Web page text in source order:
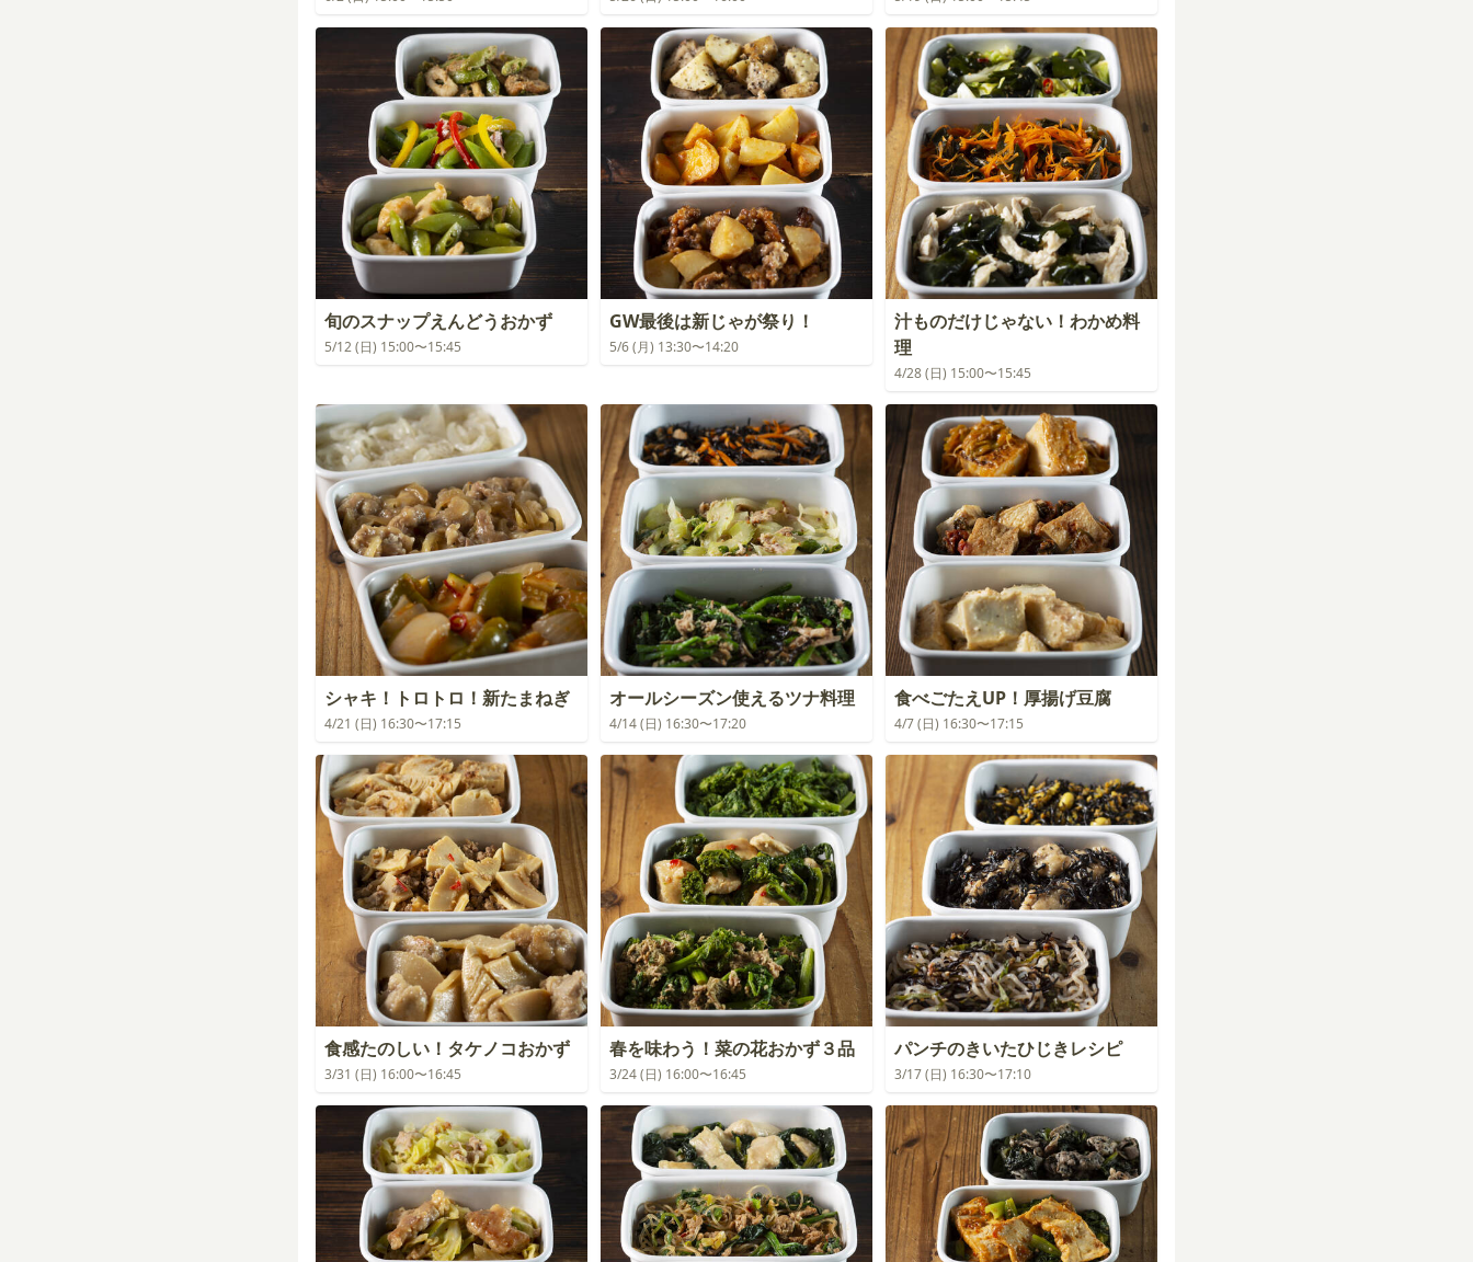
旬のスナップえんどうおかず
5/12 (日) 15:00〜15:45
GW最後は新じゃが祭り！
5/6 (月) 13:30〜14:20
汁ものだけじゃない！わかめ料
理
4/28 (日) 15:00〜15:45
シャキ！トロトロ！新たまねぎ
4/21 (日) 16:30〜17:15
オールシーズン使えるツナ料理
4/14 (日) 16:30〜17:20
食べごたえUP！厚揚げ豆腐
4/7 (日) 16:30〜17:15
食感たのしい！タケノコおかず
3/31 (日) 16:00〜16:45
春を味わう！菜の花おかず３品
3/24 (日) 16:00〜16:45
パンチのきいたひじきレシピ
3/17 (日) 16:30〜17:10